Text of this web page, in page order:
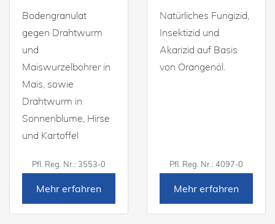
Bodengranulat
gegen Drahtwurm
und
Maiswurzelbohrer in
Mais, sowie
Drahtwurm in
Sonnenblume, Hirse
und Kartoffel
Pfl. Reg. Nr.: 3553-0
Mehr erfahren
Natürliches Fungizid,
Insektizid und
Akarizid auf Basis
von Orangenöl.
Pfl. Reg. Nr.: 4097-0
Mehr erfahren